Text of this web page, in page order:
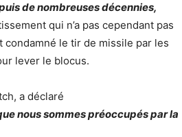
de nombreuses décennies,
qui n’a pas cependant pas
condamné le tir de missile par les
lever le blocus.
a déclaré
nous sommes préoccupés par la